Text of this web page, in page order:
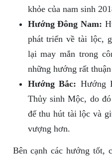
khỏe của nam sinh
Hướng Đông Nam:
phát triển về tài lộc,
lại may mắn trong
những hướng rất
Hướng Bắc: Hướng
Thủy sinh Mộc, do
để thu hút tài lộc và
vượng hơn.
Bên cạnh các hướng tốt,